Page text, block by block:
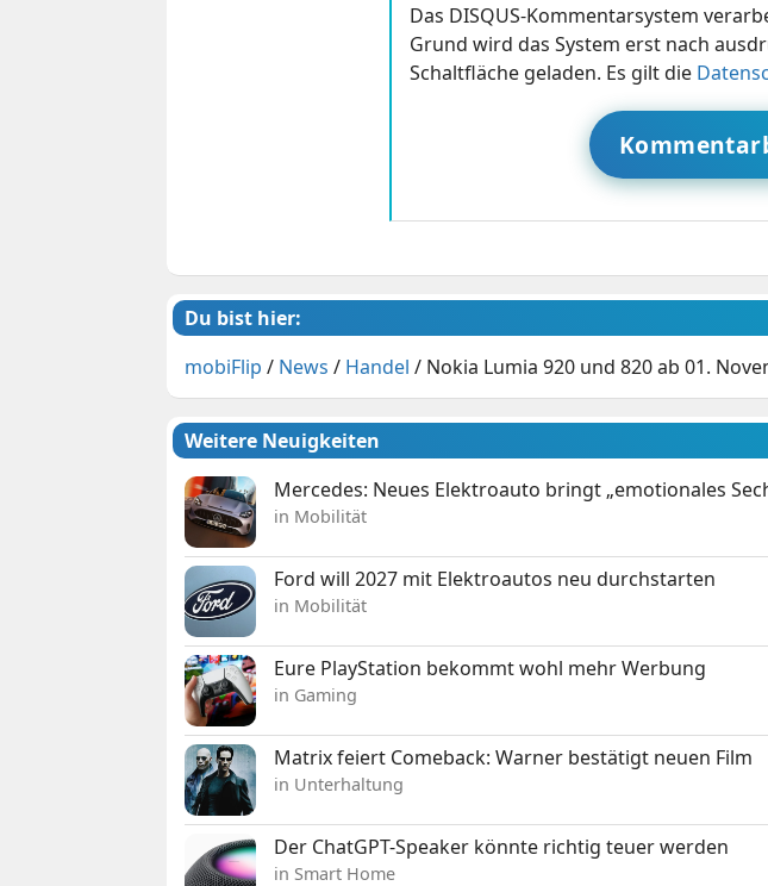
Das DISQUS-Kommentarsystem
Grund wird das System erst nach
Schaltfläche geladen. Es gilt die
Du bist hier:
mobiFlip / News / Handel / Nokia Lumia 920 und 820 ab 01.
Weitere Neuigkeiten
Mercedes: Neues Elektroauto bringt „emotionales
in Mobilität
Ford will 2027 mit Elektroautos neu durchstarten
in Mobilität
Eure PlayStation bekommt wohl mehr Werbung
in Gaming
Matrix feiert Comeback: Warner bestätigt neuen Film
in Unterhaltung
Der ChatGPT-Speaker könnte richtig teuer werden
in Smart Home